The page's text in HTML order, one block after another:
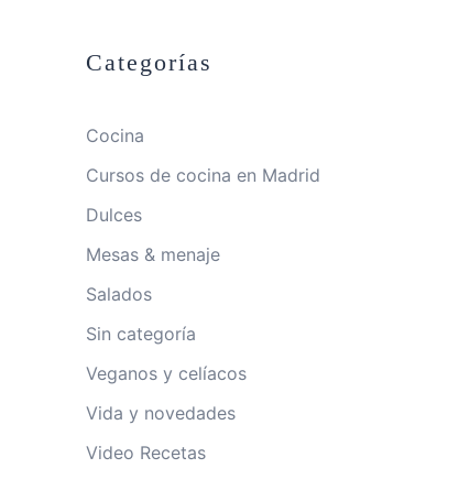
Categorías
Cocina
Cursos de cocina en Madrid
Dulces
Mesas & menaje
Salados
Sin categoría
Veganos y celíacos
Vida y novedades
Video Recetas